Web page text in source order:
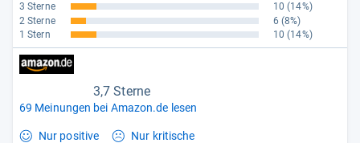
3 Sterne
10 (14%)
2 Sterne
6 (8%)
1 Stern
10 (14%)
3,7 Sterne
69 Meinungen bei Amazon.de lesen
Nur positive Nur kritische